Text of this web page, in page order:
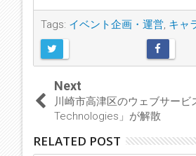
Tags: イベント企画・運営, キャ
Next
川崎市高津区のウェブサービ
Technologies」が解散
RELATED POST